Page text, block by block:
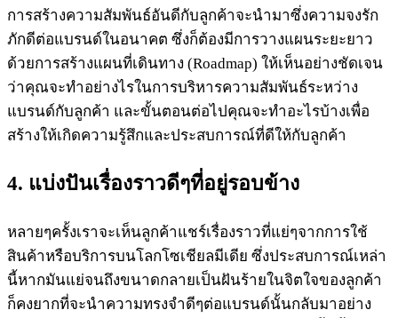
การสร้างความสัมพันธ์อันดีกับลูกค้าจะนำมาซึ่งความจงรัก
ภักดีต่อแบรนด์ในอนาคต ซึ่งก็ต้องมีการวางแผนระยะยาว
ด้วยการสร้างแผนที่เดินทาง (Roadmap) ให้เห็นอย่างชัดเจน
ว่าคุณจะทำอย่างไรในการบริหารความสัมพันธ์ระหว่าง
แบรนด์กับลูกค้า และขั้นตอนต่อไปคุณจะทำอะไรบ้างเพื่อ
สร้างให้เกิดความรู้สึกและประสบการณ์ที่ดีให้กับลูกค้า
4. แบ่งปันเรื่องราวดีๆที่อยู่รอบข้าง
หลายๆครั้งเราจะเห็นลูกค้าแชร์เรื่องราวที่แย่ๆจากการใช้
สินค้าหรือบริการบนโลกโซเชียลมีเดีย ซึ่งประสบการณ์เหล่า
นี้หากมันแย่จนถึงขนาดกลายเป็นฝันร้ายในจิตใจของลูกค้า
ก็คงยากที่จะนำความทรงจำดีๆต่อแบรนด์นั้นกลับมาอย่าง